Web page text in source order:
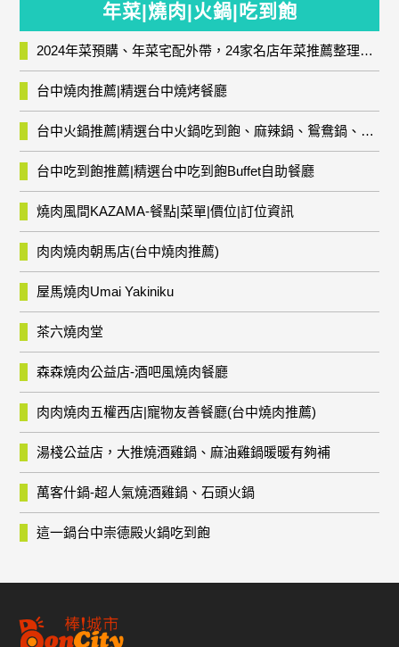
年菜|燒肉|火鍋|吃到飽
2024年菜預購、年菜宅配外帶，24家名店年菜推薦整理，圍爐輕鬆上菜團圓趣
台中燒肉推薦|精選台中燒烤餐廳
台中火鍋推薦|精選台中火鍋吃到飽、麻辣鍋、鴛鴦鍋、石頭火鍋、酸菜白肉鍋、海鮮鍋、燒酒雞、麻油雞、壽喜燒等熱門人氣火鍋店!
台中吃到飽推薦|精選台中吃到飽Buffet自助餐廳
燒肉風間KAZAMA-餐點|菜單|價位|訂位資訊
肉肉燒肉朝馬店(台中燒肉推薦)
屋馬燒肉Umai Yakiniku
茶六燒肉堂
森森燒肉公益店-酒吧風燒肉餐廳
肉肉燒肉五權西店|寵物友善餐廳(台中燒肉推薦)
湯棧公益店，大推燒酒雞鍋、麻油雞鍋暖暖有夠補
萬客什鍋-超人氣燒酒雞鍋、石頭火鍋
這一鍋台中崇德殿火鍋吃到飽